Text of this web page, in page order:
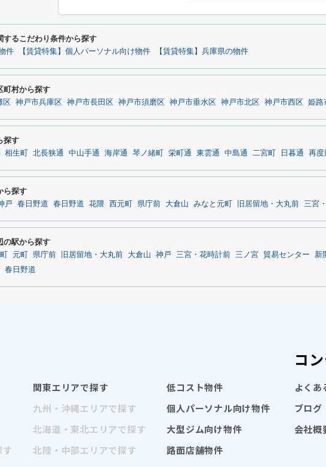
するこだわり条件から探す
件 【賃貸特集】個人パーソナル向け物件 【賃貸特集】兵庫県の物件
町村から探す
区 神戸市兵庫区 神戸市長田区 神戸市須磨区 神戸市垂水区 神戸市北区 神戸市西区 姫路
探す
相生町 北長狭通 中山手通 海岸通 琴ノ緒町 栄町通 東雲通 中島通 二宮町 日暮通 再度
ら探す
戸 春日野道 春日野道 花隈 西元町 県庁前 大倉山 みなと元町 旧居留地・大丸前 三宮
の駅から探す
元町 県庁前 旧居留地・大丸前 大倉山 神戸 三宮・花時計前 三ノ宮 貿易センター 新
春日野道
関東エリアで探す
九州・沖縄エリアで探す
北海道・東北エリアで探す
北陸・中部エリアで探す
低コスト物件
個人パーソナル向け物件
大型ジム向け物件
路面店舗物件
コ
よくあ
ブログ
会社概